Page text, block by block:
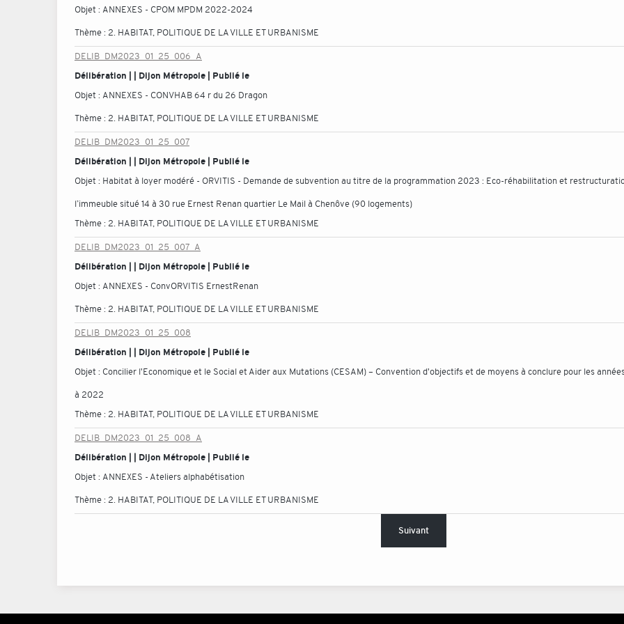
Objet : ANNEXES - CPOM MPDM 2022-2024
Thème : 2. HABITAT, POLITIQUE DE LA VILLE ET URBANISME
DELIB_DM2023_01_25_006_A
Délibération | | Dijon Métropole | Publié le
Objet : ANNEXES - CONVHAB 64 r du 26 Dragon
Thème : 2. HABITAT, POLITIQUE DE LA VILLE ET URBANISME
DELIB_DM2023_01_25_007
Délibération | | Dijon Métropole | Publié le
Objet : Habitat à loyer modéré - ORVITIS - Demande de subvention au titre de la programmation 2023 : Eco-réhabilitation et
l’immeuble situé 14 à 30 rue Ernest Renan quartier Le Mail à Chenôve (90 logements)
Thème : 2. HABITAT, POLITIQUE DE LA VILLE ET URBANISME
DELIB_DM2023_01_25_007_A
Délibération | | Dijon Métropole | Publié le
Objet : ANNEXES - ConvORVITIS ErnestRenan
Thème : 2. HABITAT, POLITIQUE DE LA VILLE ET URBANISME
DELIB_DM2023_01_25_008
Délibération | | Dijon Métropole | Publié le
Objet : Concilier l'Economique et le Social et Aider aux Mutations (CESAM) – Convention d'objectifs et de moyens à conclure pour les
à 2022
Thème : 2. HABITAT, POLITIQUE DE LA VILLE ET URBANISME
DELIB_DM2023_01_25_008_A
Délibération | | Dijon Métropole | Publié le
Objet : ANNEXES - Ateliers alphabétisation
Thème : 2. HABITAT, POLITIQUE DE LA VILLE ET URBANISME
Suivant